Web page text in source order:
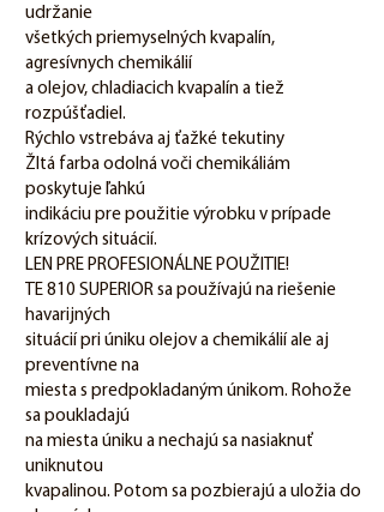
udržanie
všetkých priemyselných kvapalín,
agresívnych chemikálií
a olejov, chladiacich kvapalín a tiež
rozpúšťadiel.
Rýchlo vstrebáva aj ťažké tekutiny
Žltá farba odolná voči chemikáliám
poskytuje ľahkú
indikáciu pre použitie výrobku v prípade
krízových situácií.
LEN PRE PROFESIONÁLNE POUŽITIE!
TE 810 SUPERIOR sa používajú na riešenie
havarijných
situácií pri úniku olejov a chemikálií ale aj
preventívne na
miesta s predpokladaným únikom. Rohože
sa poukladajú
na miesta úniku a nechajú sa nasiaknuť
uniknutou
kvapalinou. Potom sa pozbierajú a uložia do